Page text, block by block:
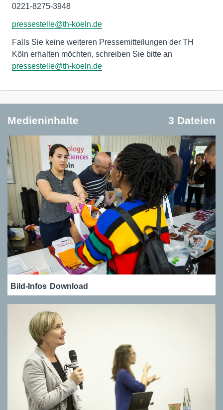
0221-8275-3948
pressestelle@th-koeln.de
Falls Sie keine weiteren Pressemitteilungen der TH
Köln erhalten möchten, schreiben Sie bitte an
pressestelle@th-koeln.de
Medieninhalte 3 Dateien
Bild-Infos Download